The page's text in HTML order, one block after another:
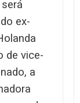
ex-
de vice-
a